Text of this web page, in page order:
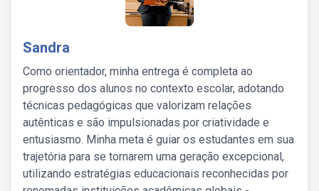
Sandra
Como orientador, minha entrega é completa ao
progresso dos alunos no contexto escolar, adotando
técnicas pedagógicas que valorizam relações
autênticas e são impulsionadas por criatividade e
entusiasmo. Minha meta é guiar os estudantes em sua
trajetória para se tornarem uma geração excepcional,
utilizando estratégias educacionais reconhecidas por